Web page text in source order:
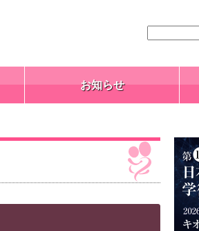
お知らせ